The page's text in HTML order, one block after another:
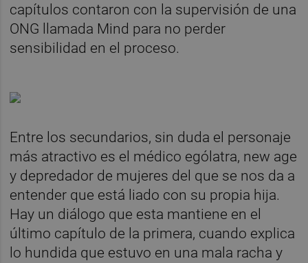
capítulos contaron con la supervisión de una
ONG llamada Mind para no perder
sensibilidad en el proceso.
Entre los secundarios, sin duda el personaje
más atractivo es el médico ególatra, new age
y depredador de mujeres del que se nos da a
entender que está liado con su propia hija.
Hay un diálogo que esta mantiene en el
último capítulo de la primera, cuando explica
lo hundida que estuvo en una mala racha y